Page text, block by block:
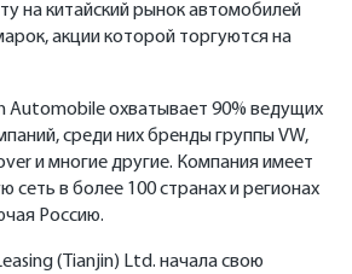
на китайский рынок автомобилей
акции которой торгуются на
Automobile охватывает 90% ведущих
среди них бренды группы VW,
и многие другие. Компания имеет
сеть в более 100 странах и регионах
Россию.
(Tianjin) Ltd. начала свою